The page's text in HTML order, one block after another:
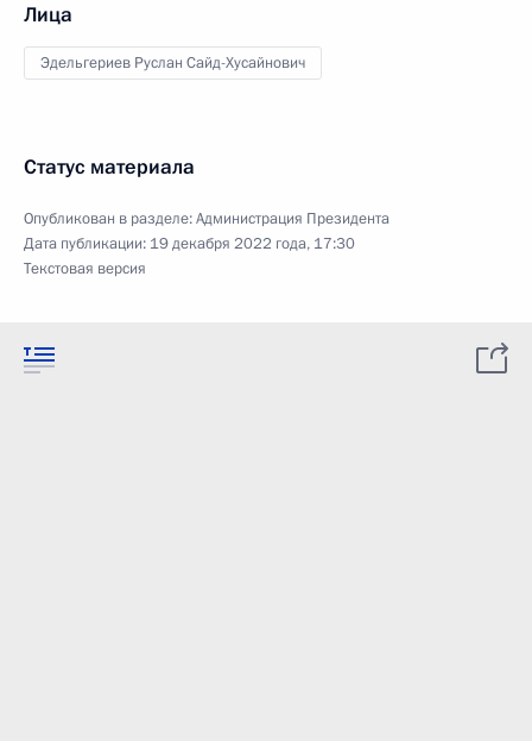
Лица
Эдельгериев Руслан Сайд-Хусайнович
Статус материала
Опубликован в разделе:Администрация Президента
Дата публикации: 19 декабря 2022 года, 17:30
Текстовая версия